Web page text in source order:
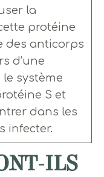
la
protéine
des anticorps
d’une
système
S et
dans les
infecter.
ILS